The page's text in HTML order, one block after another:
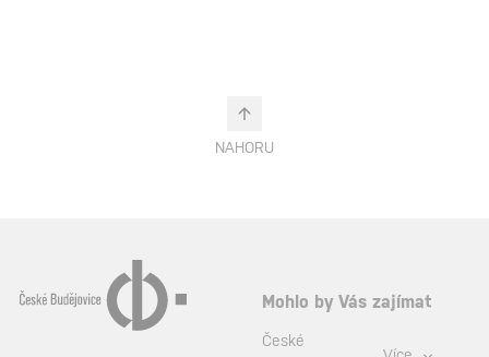
NAHORU
Mohlo by Vás zajímat
České